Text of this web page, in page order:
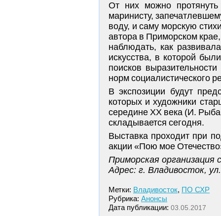
От них можно
маринисту,
воду, и саму морскую
автора в Приморском
наблюдать, как
искусства, в которой
поисков
норм социалистического
В экспозиции будут
которых и художники
середине ХХ века (И.
складывается сегодня.
Выставка проходит при
акции «Пою мое
Приморская организация
Адрес: г. Владивосток,
Метки: Владивосток, ПО СХР
Рубрика: Анонсы
Дата публикации: 03.05.2017